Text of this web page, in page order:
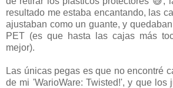
resultado me estaba encantando, las
ajustaban como un guante, y
PET (es que hasta las cajas más
mejor).
Las únicas pegas es que no encontré
de mi 'WarioWare: Twisted!', y que los